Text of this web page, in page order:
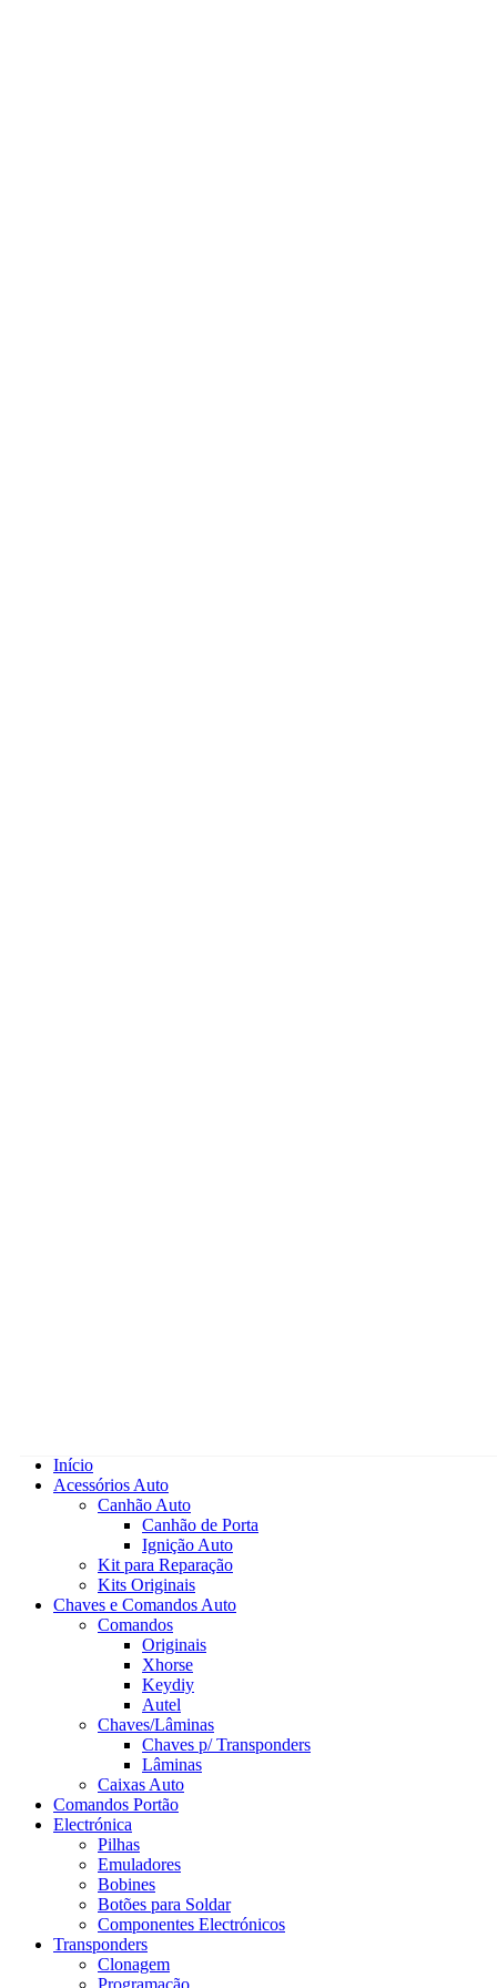
Início
Acessórios Auto
Canhão Auto
Canhão de Porta
Ignição Auto
Kit para Reparação
Kits Originais
Chaves e Comandos Auto
Comandos
Originais
Xhorse
Keydiy
Autel
Chaves/Lâminas
Chaves p/ Transponders
Lâminas
Caixas Auto
Comandos Portão
Electrónica
Pilhas
Emuladores
Bobines
Botões para Soldar
Componentes Electrónicos
Transponders
Clonagem
Programação